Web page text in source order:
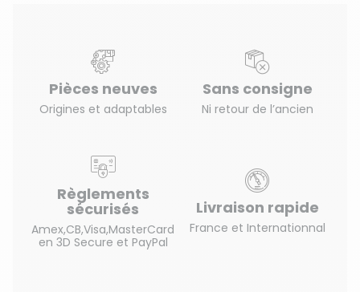
Pièces neuves
Origines et adaptables
Sans consigne
Ni retour de l’ancien
Règlements
sécurisés
Amex,CB,Visa,MasterCard
en 3D Secure et PayPal
Livraison rapide
France et Internationnal